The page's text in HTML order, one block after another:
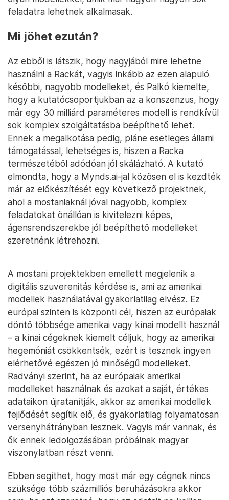
feladatra lehetnek alkalmasak.
Mi jöhet ezután?
Az ebből is látszik, hogy nagyjából mire lehetne
használni a Rackát, vagyis inkább az ezen alapuló
későbbi, nagyobb modelleket, és Palkó kiemelte,
hogy a kutatócsoportjukban az a konszenzus, hogy
már egy 30 milliárd paraméteres modell is rendkívül
sok komplex szolgáltatásba beépíthető lehet.
Ennek a megalkotása pedig, pláne esetleges állami
támogatással, lehetséges is, hiszen a Racka
természetéből adódóan jól skálázható. A kutató
elmondta, hogy a Mynds.ai-jal közösen el is kezdték
már az előkészítését egy következő projektnek,
ahol a mostaniaknál jóval nagyobb, komplex
feladatokat önállóan is kivitelezni képes,
ágensrendszerekbe jól beépíthető modelleket
szeretnénk létrehozni.
A mostani projektekben emellett megjelenik a
digitális szuverenitás kérdése is, ami az amerikai
modellek használatával gyakorlatilag elvész. Ez
európai szinten is központi cél, hiszen az európaiak
döntő többsége amerikai vagy kínai modellt használ
– a kínai cégeknek kiemelt céljuk, hogy az amerikai
hegemóniát csökkentsék, ezért is tesznek ingyen
elérhetővé egészen jó minőségű modelleket.
Radványi szerint, ha az európaiak amerikai
modelleket használnak és azokat a saját, értékes
adataikon újratanítják, akkor az amerikai modellek
fejlődését segítik elő, és gyakorlatilag folyamatosan
versenyhátrányban lesznek. Vagyis már vannak, és
ők ennek ledolgozásában próbálnak magyar
viszonylatban részt venni.
Ebben segíthet, hogy most már egy cégnek nincs
szüksége több százmilliós beruházásokra akkor